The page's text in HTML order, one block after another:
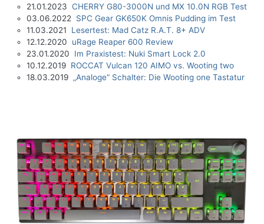
21.01.2023 CHERRY G80-3000N und MX 10.0N RGB Test
03.06.2022 SPC Gear GK650K Omnis Pudding im Test
11.03.2021 Lesertest: Mad Catz R.A.T. 8+ ADV
12.12.2020 uRage Reaper 600 Review
23.01.2020 Im Praxistest: Nuki Smart Lock 2.0
10.12.2019 ROCCAT Vulcan 120 AIMO vs. Wooting two
18.03.2019 „Analoge“ Schalter: Die Wooting one Tastatur